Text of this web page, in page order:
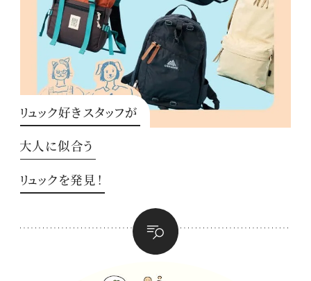
リュック好きスタッフが
大人に似合う
リュックを発見！